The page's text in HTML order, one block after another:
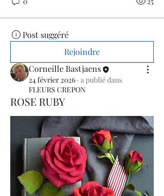
Post suggéré
Rejoindre
Corneille Bastjaens
24 février 2026 · a publié dans
FLEURS CREPON
ROSE RUBY